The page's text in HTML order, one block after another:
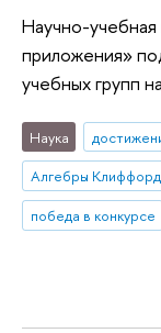
Научно-
приложения»
учебных групп
Наука
Алгебры
победа в конкурсе